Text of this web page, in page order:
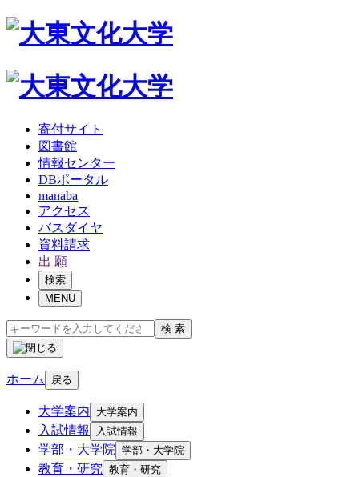
寄付サイト
図書館
情報センター
DBポータル
manaba
アクセス
バスダイヤ
資料請求
出 願
検索
MENU
検 索
ホーム 戻る
大学案内 大学案内
入試情報 入試情報
学部・大学院 学部・大学院
教育・研究 教育・研究